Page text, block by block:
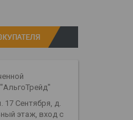
17 Сентября, д.
этаж, вход с